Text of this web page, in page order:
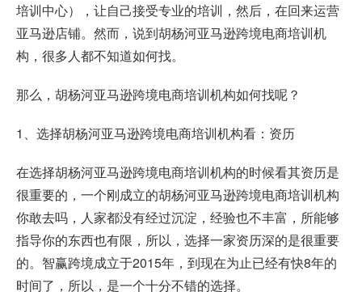
培训中心），让自己接受专业的培训，然后，在回来运营
亚马逊店铺。然而，说到胡杨河亚马逊跨境电商培训机
构，很多人都不知道如何找。
那么，胡杨河亚马逊跨境电商培训机构如何找呢？
1、选择胡杨河亚马逊跨境电商培训机构看：资历
在选择胡杨河亚马逊跨境电商培训机构的时候看其资历是
很重要的，一个刚成立的胡杨河亚马逊跨境电商培训机构
你敢去吗，人家都没有经过沉淀，经验也不丰富，所能够
指导你的东西也有限，所以，选择一家资历深的是很重要
的。智赢跨境成立于2015年，到现在为止已经有快8年的
时间了，所以，是一个十分不错的选择。